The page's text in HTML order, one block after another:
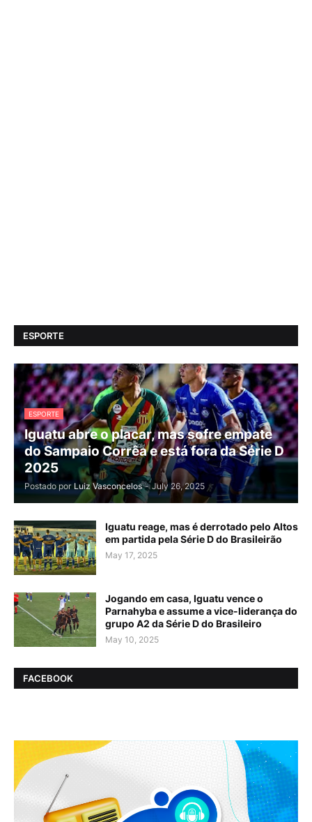
ESPORTE
ESPORTE
Iguatu abre o placar, mas sofre empate
do Sampaio Corrêa e está fora da Série D
2025
Postado por Luiz Vasconcelos - July 26, 2025
Iguatu reage, mas é derrotado pelo Altos
em partida pela Série D do Brasileirão
May 17, 2025
Jogando em casa, Iguatu vence o
Parnahyba e assume a vice-liderança do
grupo A2 da Série D do Brasileiro
May 10, 2025
FACEBOOK